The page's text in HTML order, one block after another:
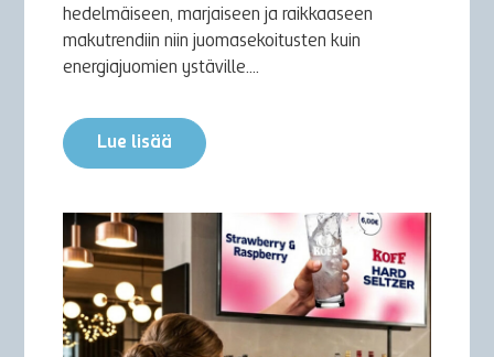
hedelmäiseen, marjaiseen ja raikkaaseen
makutrendiin niin juomasekoitusten kuin
energiajuomien ystäville....
Lue lisää